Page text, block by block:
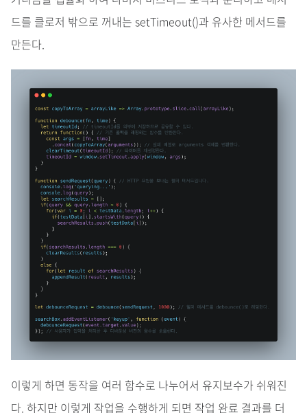
드를 클로저 밖으로 꺼내는 setTimeout()과 유사한 메서드를
만든다.
이렇게 하면 동작을 여러 함수로 나누어서 유지보수가 쉬워진
다. 하지만 이렇게 작업을 수행하게 되면 작업 완료 결과를 더